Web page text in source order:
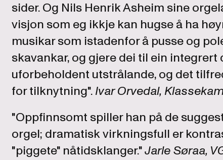
sider. Og Nils Henrik Asheim sine
visjon som eg ikkje kan hugse å ha
musikar som istadenfor å pusse og
skavankar, og gjere dei til ein integrert
uforbeholdent utstrålande, og det
for tilknytning".Ivar Orvedal,
"Oppfinnsomt spiller han på de
orgel; dramatisk virkningsfull er
"piggete" nåtidsklanger."Jarle Søraa,